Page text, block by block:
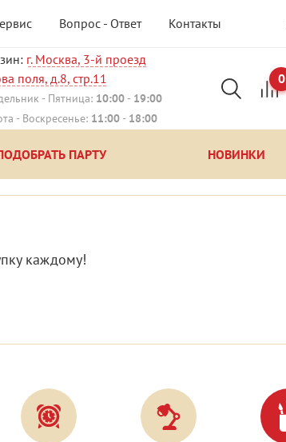
Вопрос - Ответ Контакты
г. Москва, 3-й проезд
поля, д.8, стр.11
- Пятница: 10:00- 19:00
- Воскресенье: 11:00- 18:00
0
ПАРТУ НОВИНКИ
каждому!